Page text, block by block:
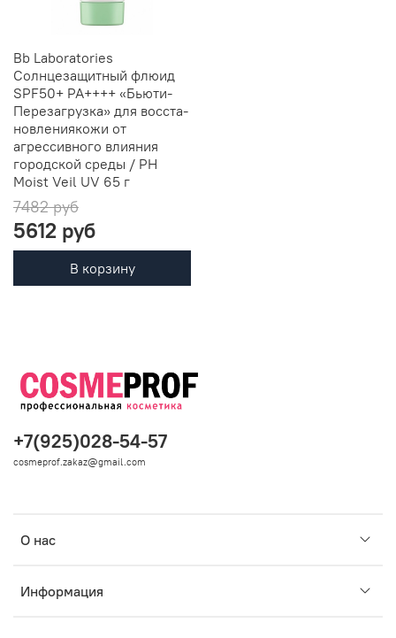
Bb Laboratories
Солнцезащитный флюид
SPF50+ PA++++ «Бьюти-
Перезагрузка» для восста-
новлениякожи от
агрессивного влияния
городской среды / PH
Moist Veil UV 65 г
7482 руб
5612 руб
В корзину
О нас
Информация
+7(925)028-54-57
cosmeprof.zakaz@gmail.com